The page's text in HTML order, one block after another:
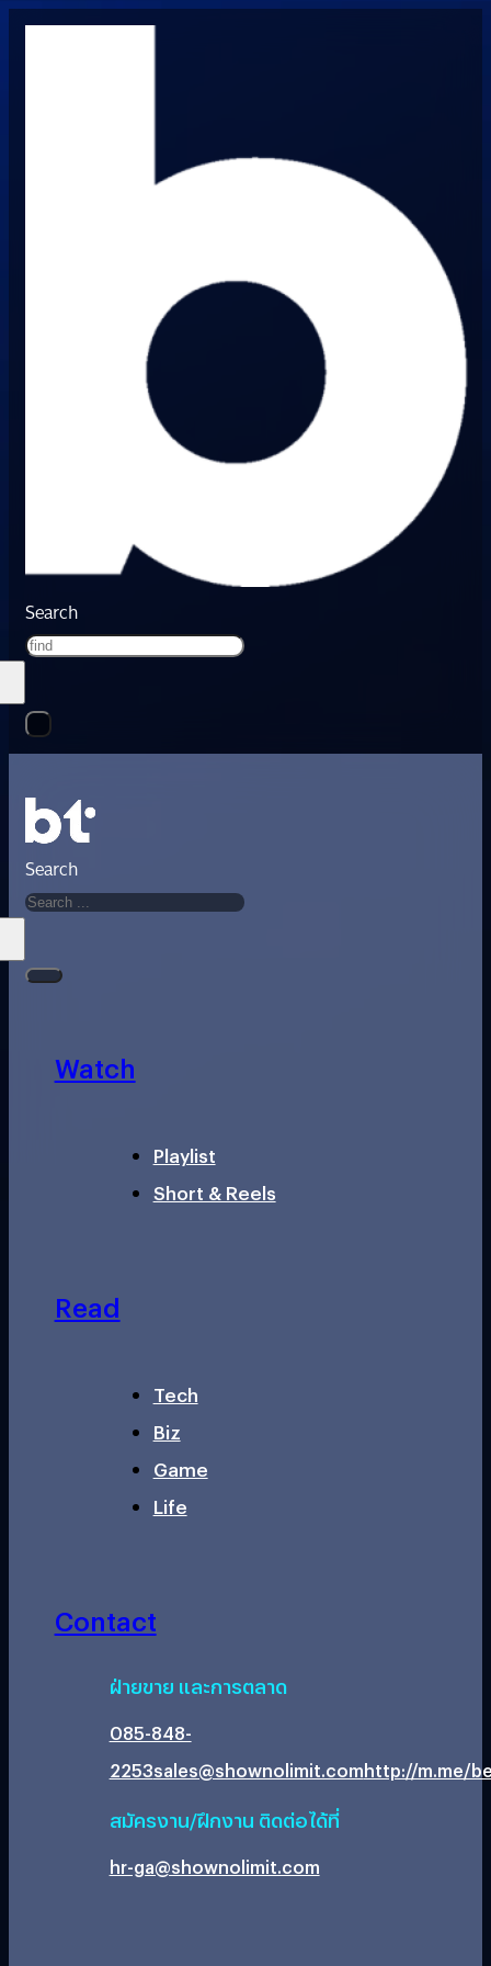
Search
Search
Watch
Playlist
Short & Reels
Read
Tech
Biz
Game
Life
Contact
ฝ่ายขาย และการตลาด
085-848-
2253sales@shownolimit.comhttp://m.me/
สมัครงาน/ฝึกงาน ติดต่อได้ที่
hr-ga@shownolimit.com